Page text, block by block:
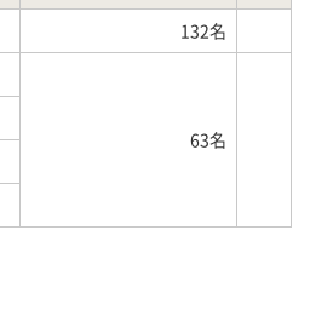
132名
63名